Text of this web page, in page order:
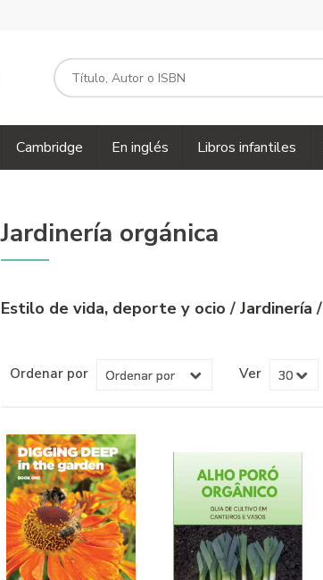
Cambridge En inglés Libros infantiles
Jardinería orgánica
Estilo de vida, deporte y ocio/ Jardinería/
Ordenar por Ver